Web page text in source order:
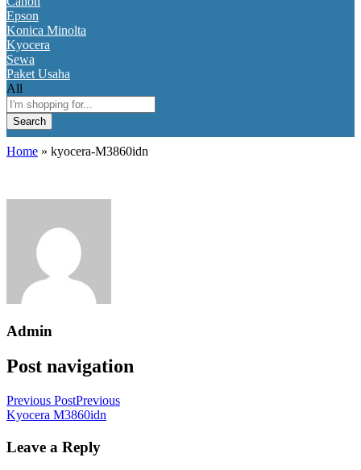
Epson
Konica Minolta
Kyocera
Sewa
Paket Usaha
All
Search
Home » kyocera-M3860idn
Admin
Post navigation
Previous PostPrevious
Kyocera M3860idn
Leave a Reply